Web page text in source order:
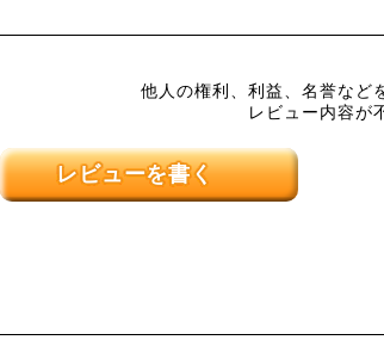
他人の権利、利益、名誉など
レビュー内容が
レビューを書く